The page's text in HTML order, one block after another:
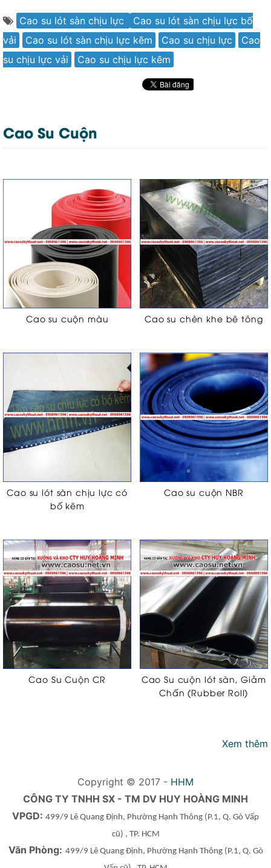
Cao su lót sàn chịu lực
Cao su lót sàn chịu lực bố
vải
Cao su lót sàn chịu lực kẽm Cao su chịu lực
Cao
su chịu lực vải
Cao su chịu lực kẽm
Cao Su Cuộn
Cao su cuộn màu Cao su chèn khe bê tông
Cao su lót sàn chịu lực có
bố kẽm
Cao su cuộn NBR
Cao Su Cuộn CR
Cao Su cuộn lót sàn, Giảm
Chấn (Rubber Roll)
Xem thêm
Copyright © 2017 - HHM
CÔNG TY TNHH SX - TM DV HUY HOÀNG MINH
VPGD: 499/9 Lê Quang Định, Phường Hạnh Thông (P.1, Q. Gò Vấp
cũ) , TP. HCM
Văn Phòng: 499/9 Lê Quang Định, Phường Hạnh Thông(P.1, Q. Gò